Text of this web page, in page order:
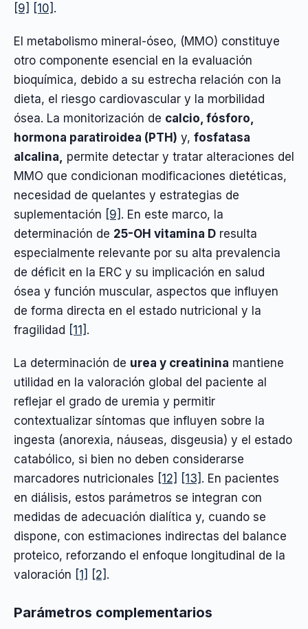
[9] [10] .
El metabolismo mineral-óseo, (MMO) constituye
otro componente esencial en la evaluación
bioquímica, debido a su estrecha relación con la
dieta, el riesgo cardiovascular y la morbilidad
ósea. La monitorización de calcio, fósforo,
hormona paratiroidea (PTH) y, fosfatasa
alcalina,
permite detectar y tratar alteraciones del
MMO que condicionan modificaciones dietéticas,
necesidad de quelantes y estrategias de
suplementación [9] . En este marco, la
determinación de 25-OH vitamina D resulta
especialmente relevante por su alta prevalencia
de déficit en la ERC y su implicación en salud
ósea y función muscular, aspectos que influyen
de forma directa en el estado nutricional y la
fragilidad [11] .
La determinación de urea y creatinina mantiene
utilidad en la valoración global del paciente al
reflejar el grado de uremia y permitir
contextualizar síntomas que influyen sobre la
ingesta (anorexia, náuseas, disgeusia) y el estado
catabólico, si bien no deben considerarse
marcadores nutricionales [12] [13] . En pacientes
en diálisis, estos parámetros se integran con
medidas de adecuación dialítica y, cuando se
dispone, con estimaciones indirectas del balance
proteico, reforzando el enfoque longitudinal de la
valoración [1] [2] .
Parámetros complementarios